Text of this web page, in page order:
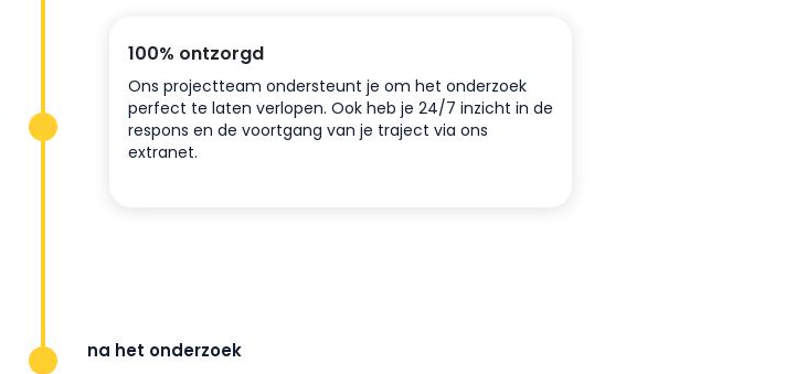
100% ontzorgd
Ons projectteam ondersteunt je om het onderzoek
perfect te laten verlopen. Ook heb je 24/7 inzicht in de
respons en de voortgang van je traject via ons
extranet.
na het onderzoek